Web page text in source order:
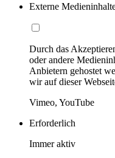
Externe
Durch das
oder andere
Anbietern gehostet
wir auf dieser
Vimeo, YouTube
Erforderlich
Immer aktiv